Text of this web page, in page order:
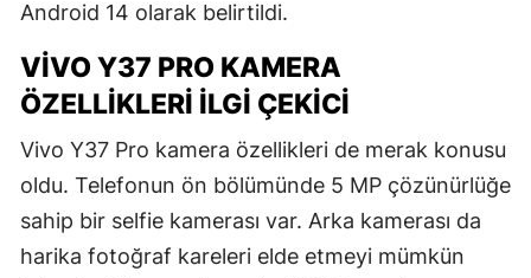
Android 14 olarak belirtildi.
VIVO Y37 PRO KAMERA
ÖZELLIKLERI İLGI ÇEKICI
Vivo Y37 Pro kamera özellikleri de merak konusu
oldu. Telefonun ön bölümünde 5 MP çözünürlüğe
sahip bir selfie kamerası var. Arka kamerası da
harika fotoğraf kareleri elde etmeyi mümkün